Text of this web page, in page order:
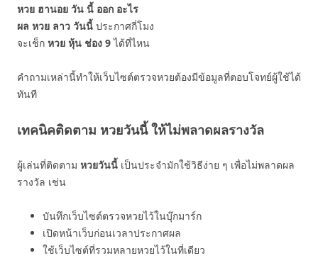
หวย ฮานอย วัน นี้ ออก อะไร
ผล หวย ลาว วันนี้ ประกาศกี่โมง
จะเช็ก หวย หุ้น ช่อง 9ได้ที่ไหน
คำถามเหล่านี้ทำให้เว็บไซต์ตรวจหวยต้องมีข้อมูลที่ตอบโจทย์ผู้ใช้ได้
ทันที
เทคนิคติดตาม หวยวันนี้ ให้ไม่พลาดผลรางวัล
ผู้เล่นที่ติดตาม หวยวันนี้ เป็นประจำมักใช้วิธีง่าย ๆ เพื่อไม่พลาดผล
รางวัล เช่น
บันทึกเว็บไซต์ตรวจหวยไว้ในบุ๊กมาร์ก
เปิดหน้าเว็บก่อนเวลาประกาศผล
ใช้เว็บไซต์ที่รวมหลายหวยไว้ในที่เดียว